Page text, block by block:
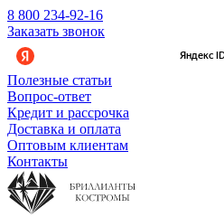
8 800 234-92-16
Заказать звонок
Полезные статьи
Вопрос-ответ
Кредит и рассрочка
Доставка и оплата
Оптовым клиентам
Контакты